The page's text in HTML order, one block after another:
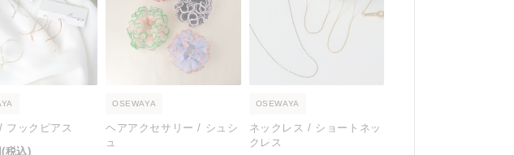
フックピアス
(税込)
OSEWAYA
ヘアアクセサリー / シュシ
ュ
OSEWAYA
ネックレス / ショートネッ
クレス